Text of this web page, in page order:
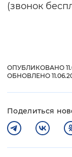
(звонок
ОПУБЛИКОВАНО
ОБНОВЛЕНО
Поделиться